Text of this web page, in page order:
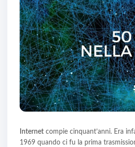
Internet compie cinquant’anni. Era
1969 quando ci fu la prima